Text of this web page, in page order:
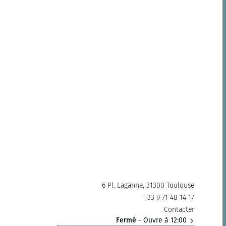
6 Pl. Laganne, 31300 Toulouse
+33 9 71 48 14 17
Contacter
Fermé - Ouvre à 12:00